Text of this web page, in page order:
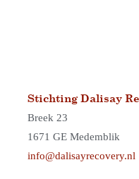
Stichting Dalisay
Breek 23
1671 GE Medemblik
info@dalisayrecovery.nl